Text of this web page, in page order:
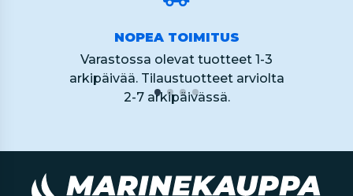
NOPEA TOIMITUS
Varastossa olevat tuotteet 1-3
arkipäivää. Tilaustuotteet arviolta
2-7 arkipäivässä.